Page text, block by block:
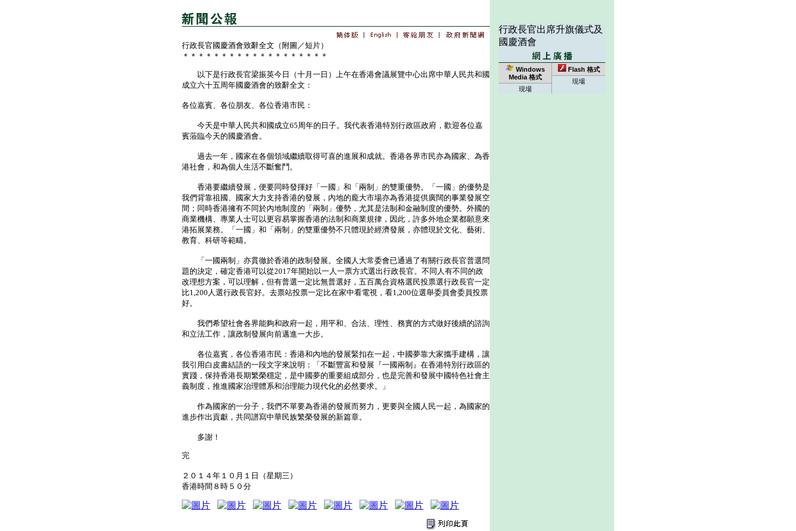
行政長官國慶酒會致辭全文（附圖／短片）
＊＊＊＊＊＊＊＊＊＊＊＊＊＊＊＊＊＊＊
以下是行政長官梁振英今日（十月一日）上午在香港會議展覽中心出席中華人民共和國
成立六十五周年國慶酒會的致辭全文：
各位嘉賓、各位朋友、各位香港市民：
今天是中華人民共和國成立65周年的日子。我代表香港特別行政區政府，歡迎各位嘉
賓蒞臨今天的國慶酒會。
過去一年，國家在各個領域繼續取得可喜的進展和成就。香港各界市民亦為國家、為香
港社會，和為個人生活不斷奮鬥。
香港要繼續發展，便要同時發揮好「一國」和「兩制」的雙重優勢。「一國」的優勢是
我們背靠祖國、國家大力支持香港的發展，內地的龐大市場亦為香港提供廣闊的事業發展空
間；同時香港擁有不同於內地制度的「兩制」優勢，尤其是法制和金融制度的優勢。外國的
商業機構、專業人士可以更容易掌握香港的法制和商業規律，因此，許多外地企業都願意來
港拓展業務。「一國」和「兩制」的雙重優勢不只體現於經濟發展，亦體現於文化、藝術、
教育、科研等範疇。
「一國兩制」亦貫徹於香港的政制發展。全國人大常委會已通過了有關行政長官普選問
題的決定，確定香港可以從2017年開始以一人一票方式選出行政長官。不同人有不同的政
改理想方案，可以理解，但有普選一定比無普選好，五百萬合資格選民投票選行政長官一定
比1,200人選行政長官好。去票站投票一定比在家中看電視，看1,200位選舉委員會委員投票
好。
我們希望社會各界能夠和政府一起，用平和、合法、理性、務實的方式做好後續的諮詢
和立法工作，讓政制發展向前邁進一大步。
各位嘉賓，各位香港市民：香港和內地的發展緊扣在一起，中國夢靠大家攜手建構，讓
我引用白皮書結語的一段文字來說明：「不斷豐富和發展『一國兩制』在香港特別行政區的
實踐，保持香港長期繁榮穩定，是中國夢的重要組成部分，也是完善和發展中國特色社會主
義制度，推進國家治理體系和治理能力現代化的必然要求。」
作為國家的一分子，我們不單要為香港的發展而努力，更要與全國人民一起，為國家的
進步作出貢獻，共同譜寫中華民族繁榮發展的新篇章。
多謝！
完
２０１４年１０月１日（星期三）
香港時間８時５０分
行政長官出席升旗儀式及
國慶酒會
Windows
Media 格式
現場
Flash 格式
現場